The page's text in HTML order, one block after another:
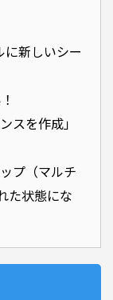
に新しいシー
スを作成」
プ（マルチ
た状態にな